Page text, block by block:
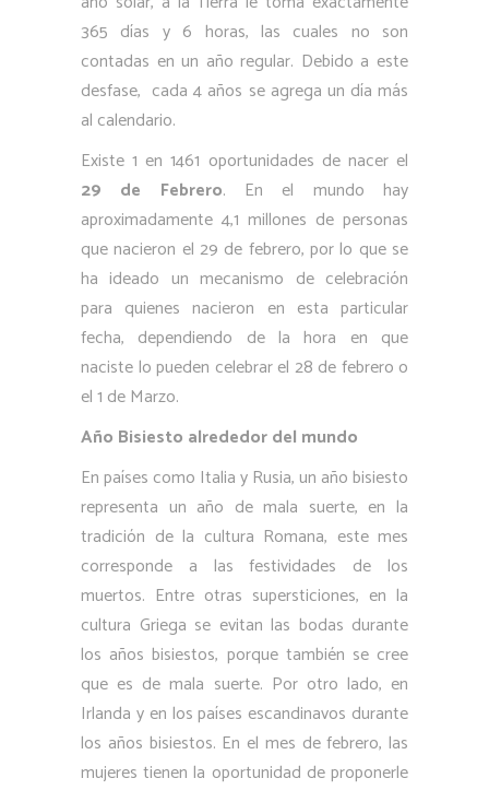
365 días y 6 horas, las cuales no son
contadas en un año regular. Debido a este
desfase, cada 4 años se agrega un día más
al calendario.
Existe 1 en 1461 oportunidades de nacer el
29 de Febrero. En el mundo hay
aproximadamente 4,1 millones de personas
que nacieron el 29 de febrero, por lo que se
ha ideado un mecanismo de celebración
para quienes nacieron en esta particular
fecha, dependiendo de la hora en que
naciste lo pueden celebrar el 28 de febrero o
el 1 de Marzo.
Año Bisiesto alrededor del mundo
En países como Italia y Rusia, un año bisiesto
representa un año de mala suerte, en la
tradición de la cultura Romana, este mes
corresponde a las festividades de los
muertos. Entre otras supersticiones, en la
cultura Griega se evitan las bodas durante
los años bisiestos, porque también se cree
que es de mala suerte. Por otro lado, en
Irlanda y en los países escandinavos durante
los años bisiestos. En el mes de febrero, las
mujeres tienen la oportunidad de proponerle